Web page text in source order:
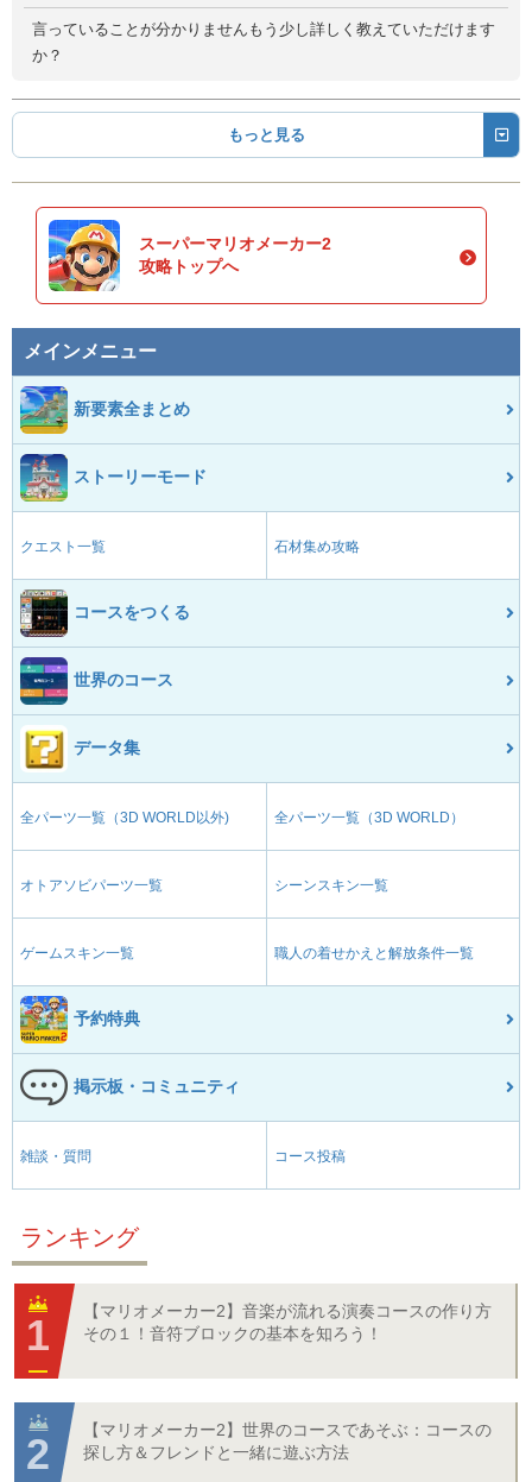
言っていることが分かりませんもう少し詳しく教えていただけます
か？
もっと見る
スーパーマリオメーカー2
攻略トップへ
メインメニュー
新要素全まとめ
ストーリーモード
クエスト一覧 石材集め攻略
コースをつくる
世界のコース
データ集
全パーツ一覧（3D WORLD以外) 全パーツ一覧（3D WORLD）
オトアソビパーツ一覧 シーンスキン一覧
ゲームスキン一覧 職人の着せかえと解放条件一覧
予約特典
掲示板・コミュニティ
雑談・質問 コース投稿
ランキング
【マリオメーカー2】音楽が流れる演奏コースの作り方
その１！音符ブロックの基本を知ろう！
【マリオメーカー2】世界のコースであそぶ：コースの
探し方＆フレンドと一緒に遊ぶ方法